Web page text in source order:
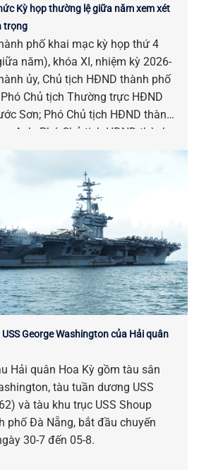
Kỳ họp thường lệ giữa năm xem xét
trọng
phố khai mạc kỳ họp thứ 4
năm), khóa XI, nhiệm kỳ 2026-
ủy, Chủ tịch HĐND thành phố
Chủ tịch Thường trực HĐND
Sơn; Phó Chủ tịch HĐND thành
Anh; Phó Chủ tịch HĐND thành
chủ trì kỳ họp.
George Washington của Hải quân
Hải quân Hoa Kỳ gồm tàu sân
tàu tuần dương USS
và tàu khu trục USS Shoup
phố Đà Nẵng, bắt đầu chuyến
30-7 đến 05-8.